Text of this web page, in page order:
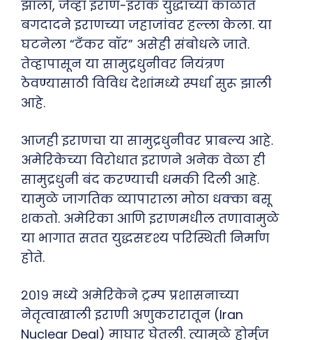
झाला, जेव्हा इराण-इराक युद्धाच्या काळात
बगदादने इराणच्या जहाजांवर हल्ला केला. या
घटनेला “टँकर वॉर” असेही संबोधले जाते.
तेव्हापासून या सामुद्रधुनीवर नियंत्रण
ठेवण्यासाठी विविध देशांमध्ये स्पर्धा सुरू झाली
आहे.
आजही इराणचा या सामुद्रधुनीवर प्राबल्य आहे.
अमेरिकेच्या विरोधात इराणने अनेक वेळा ही
सामुद्रधुनी बंद करण्याची धमकी दिली आहे.
यामुळे जागतिक व्यापाराला मोठा धक्का बसू
शकतो. अमेरिका आणि इराणमधील तणावामुळे
या भागात सतत युद्धसदृश्य परिस्थिती निर्माण
होते.
२०१९ मध्ये अमेरिकेने ट्रम्प प्रशासनाच्या
नेतृत्वाखाली इराणी अणुकरारातून (Iran
Nuclear Deal) माघार घेतली. त्यामुळे होर्मुज